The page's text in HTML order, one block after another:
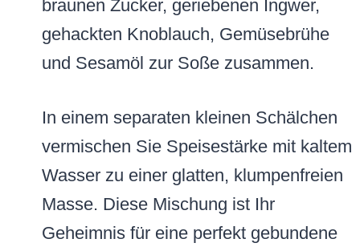
braunen Zucker, geriebenen Ingwer,
gehackten Knoblauch, Gemüsebrühe
und Sesamöl zur Soße zusammen.
In einem separaten kleinen Schälchen
vermischen Sie Speisestärke mit kaltem
Wasser zu einer glatten, klumpenfreien
Masse. Diese Mischung ist Ihr
Geheimnis für eine perfekt gebundene